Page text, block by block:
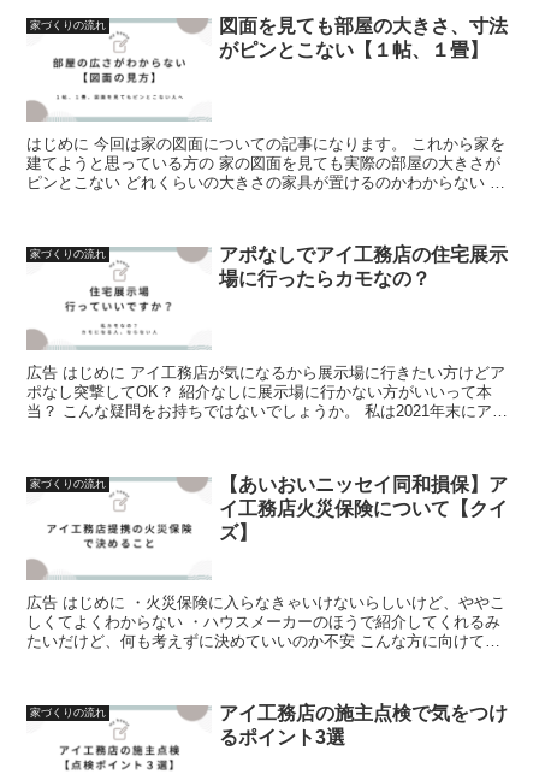
家づくりの流れ
図面を見ても部屋の大きさ、寸法
がピンとこない【１帖、１畳】
はじめに 今回は家の図面についての記事になります。 これから家を
建てようと思っている方の 家の図面を見ても実際の部屋の大きさが
ピンとこない どれくらいの大きさの家具が置けるのかわからない こ
家づくりの流れ
アポなしでアイ工務店の住宅展示
場に行ったらカモなの？
広告 はじめに アイ工務店が気になるから展示場に行きたい方けどア
ポなし突撃してOK？ 紹介なしに展示場に行かない方がいいって本
当？ こんな疑問をお持ちではないでしょうか。 私は2021年末にアイ
家づくりの流れ
【あいおいニッセイ同和損保】ア
イ工務店火災保険について【クイ
ズ】
広告 はじめに ・火災保険に入らなきゃいけないらしいけど、ややこ
しくてよくわからない ・ハウスメーカーのほうで紹介してくれるみ
たいだけど、何も考えずに決めていいのか不安 こんな方に向けての
家づくりの流れ
アイ工務店の施主点検で気をつけ
るポイント3選